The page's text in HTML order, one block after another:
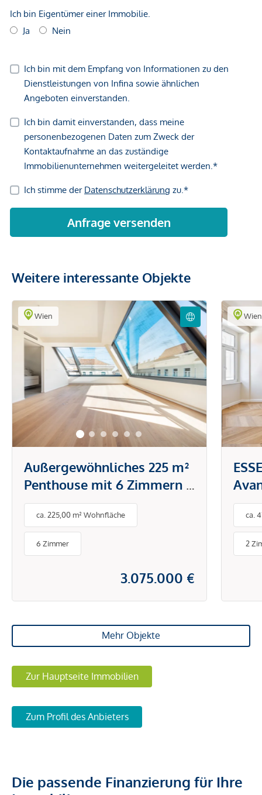
Weitere interessante Objekte
Wien
Außergewöhnliches 225 m²
Penthouse mit 6 Zimmern &
90 m² privater
Dachterrasse
ca. 225,00 m² Wohnfläche
6 Zimmer
3.075.000 €
Wien
ca.
2
Mehr Objekte
Zur Hauptseite Immobilien
Zum Profil des Anbieters
Die passende Finanzierung für Ihre